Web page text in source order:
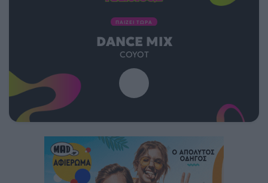
ΠΑΙΖΕΙ ΤΩΡΑ
DANCE MIX
COYOT